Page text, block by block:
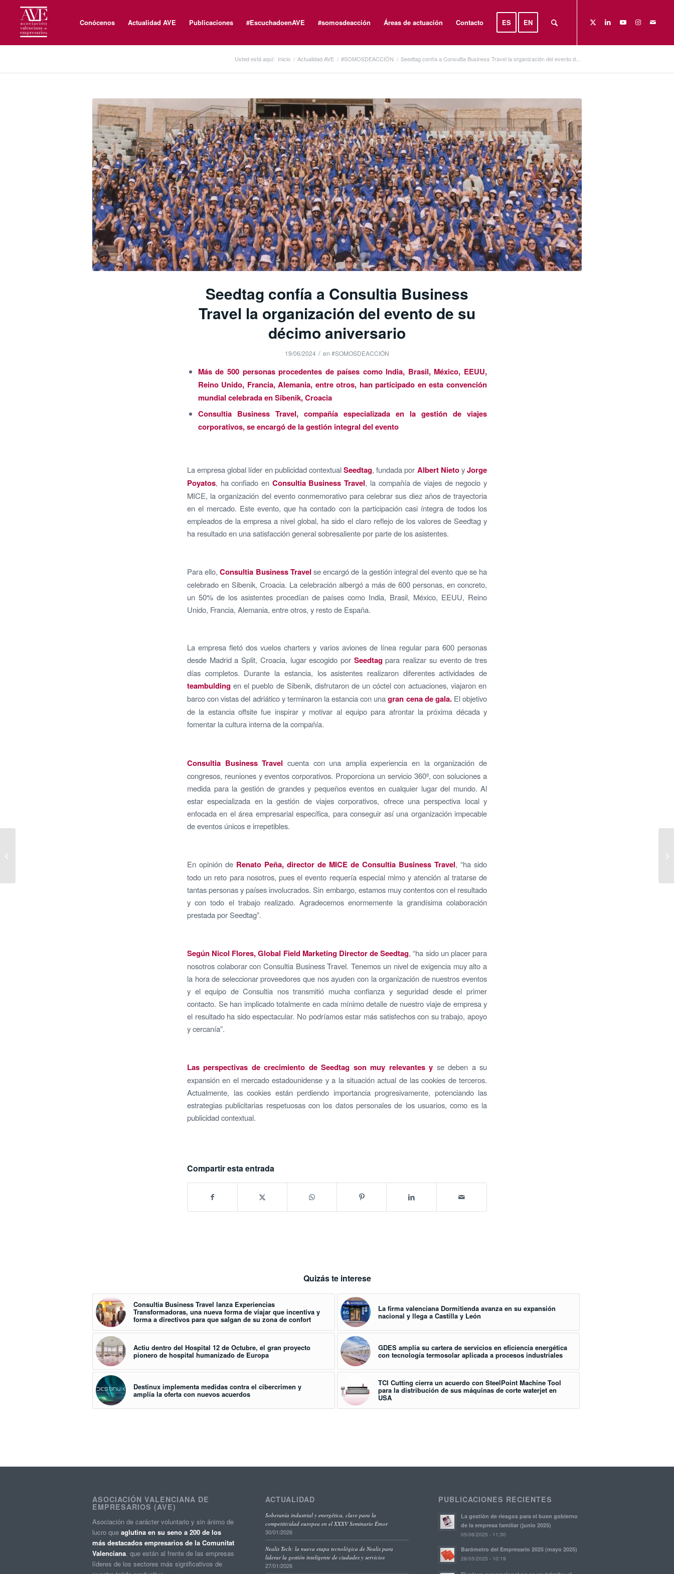
Conócenos Actualidad AVE Publicaciones #EscuchadoenAVE #somosdeacción Áreas de actuación Contacto ES EN
Usted está aquí: Inicio / Actualidad AVE / #SOMOSDEACCIÓN / Seedtag confía a Consultia Business Travel la organización del evento d...
Seedtag confía a Consultia Business
Travel la organización del evento de su
décimo aniversario
19/06/2024 / en #SOMOSDEACCIÓN
Más de 500 personas procedentes de países como India, Brasil, México, EEUU,
Reino Unido, Francia, Alemania, entre otros, han participado en esta convención
mundial celebrada en Sibenik, Croacia
Consultia Business Travel, compañía especializada en la gestión de viajes
corporativos, se encargó de la gestión integral del evento
La empresa global líder en publicidad contextualSeedtag, fundada por Albert NietoyJorge
Poyatos, ha confiado en Consultia Business Travel, la compañía de viajes de negocio y
MICE, la organización del evento conmemorativo para celebrar sus diez años de trayectoria
en el mercado. Este evento, que ha contado con la participación casi íntegra de todos los
empleados de la empresa a nivel global, ha sido el claro reflejo de los valores de Seedtag y
ha resultado en una satisfacción general sobresaliente por parte de los asistentes.
Para ello,Consultia Business Travelse encargó de la gestión integral del evento que se ha
celebrado en Sibenik, Croacia. La celebración albergó a más de 600 personas, en concreto,
un 50% de los asistentes procedían de países como India, Brasil, México, EEUU, Reino
Unido, Francia, Alemania, entre otros, y resto de España.
La empresa fletó dos vuelos charters y varios aviones de línea regular para 600 personas
desde Madrid a Split, Croacia, lugar escogido por Seedtagpara realizar su evento de tres
días completos. Durante la estancia, los asistentes realizaron diferentes actividades de
teambuldingen el pueblo de Sibenik, disfrutaron de un cóctel con actuaciones, viajaron en
barco con vistas del adriático y terminaron la estancia con unagran cena de gala. El objetivo
de la estancia offsite fue inspirar y motivar al equipo para afrontar la próxima década y
fomentar la cultura interna de la compañía.
Consultia Business Travel cuenta con una amplia experiencia en la organización de
congresos, reuniones y eventos corporativos. Proporciona un servicio 360º, con soluciones a
medida para la gestión de grandes y pequeños eventos en cualquier lugar del mundo. Al
estar especializada en la gestión de viajes corporativos, ofrece una perspectiva local y
enfocada en el área empresarial específica, para conseguir así una organización impecable
de eventos únicos e irrepetibles.
En opinión de Renato Peña, director de MICE de Consultia Business Travel, “ha sido
todo un reto para nosotros, pues el evento requería especial mimo y atención al tratarse de
tantas personas y países involucrados. Sin embargo, estamos muy contentos con el resultado
y con todo el trabajo realizado. Agradecemos enormemente la grandísima colaboración
prestada por Seedtag”.
Según Nicol Flores, Global Field Marketing Director de Seedtag, “ha sido un placer para
nosotros colaborar con Consultia Business Travel. Tenemos un nivel de exigencia muy alto a
la hora de seleccionar proveedores que nos ayuden con la organización de nuestros eventos
y el equipo de Consultia nos transmitió mucha confianza y seguridad desde el primer
contacto. Se han implicado totalmente en cada mínimo detalle de nuestro viaje de empresa y
el resultado ha sido espectacular. No podríamos estar más satisfechos con su trabajo, apoyo
y cercanía”.
Las perspectivas de crecimiento de Seedtag son muy relevantes y se deben a su
expansión en el mercado estadounidense y a la situación actual de las cookies de terceros.
Actualmente, las cookies están perdiendo importancia progresivamente, potenciando las
estrategias publicitarias respetuosas con los datos personales de los usuarios, como es la
publicidad contextual.
Compartir esta entrada
Quizás te interese
Consultia Business Travel lanza Experiencias
Transformadoras, una nueva forma de viajar que incentiva y
forma a directivos para que salgan de su zona de confort
La firma valenciana Dormitienda avanza en su expansión
nacional y llega a Castilla y León
Actiu dentro del Hospital 12 de Octubre, el gran proyecto
pionero de hospital humanizado de Europa
GDES amplía su cartera de servicios en eficiencia energética
con tecnología termosolar aplicada a procesos industriales
Destinux implementa medidas contra el cibercrimen y
amplía la oferta con nuevos acuerdos
TCI Cutting cierra un acuerdo con SteelPoint Machine Tool
para la distribución de sus máquinas de corte waterjet en
USA
ASOCIACIÓN VALENCIANA DE
EMPRESARIOS (AVE)
Asociación de carácter voluntario y sin ánimo de
lucro que aglutina en su seno a 200 de los
más destacados empresarios de la Comunitat
Valenciana, que están al frente de las empresas
líderes de los sectores más significativos de
ACTUALIDAD
Soberanía industrial y energética, clave para la
competitividad europea en el XXXV Seminario Étnor
30/01/2026
Nealis Tech: la nueva etapa tecnológica de Nealis para
liderar la gestión inteligente de ciudades y servicios
27/01/2026
PUBLICACIONES RECIENTES
La gestión de riesgos para el buen gobierno
de la empresa familiar (junio 2025)
05/06/2025 - 11:30
Barómetro del Empresario 2025 (mayo 2025)
28/05/2025 - 10:19